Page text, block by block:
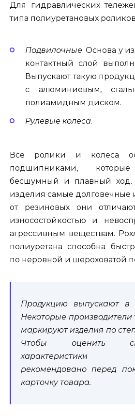
Для гидравлических
типа полиуретановых
Подвилочные. Основа у
контактный слой
Выпускают такую
с алюминиевым,
полиамидным диском.
Рулевые колеса.
Все ролики и колеса
подшипниками, которые
бесшумный и плавный ход.
изделия самые долговечные
от резиновых они
износостойкостью и
агрессивным веществам.
полиуретана способна
по неровной и шероховатой
Продукцию выпускают в
Некоторые
маркируют изделия по
Чтобы оценить
характеристики
рекомендовано перед
карточку товара.